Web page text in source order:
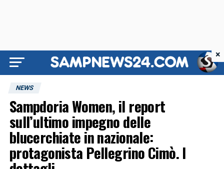
NEWS
Sampdoria Women, il report
sull’ultimo impegno delle
blucerchiate in nazionale:
protagonista Pellegrino Cimò. I
×